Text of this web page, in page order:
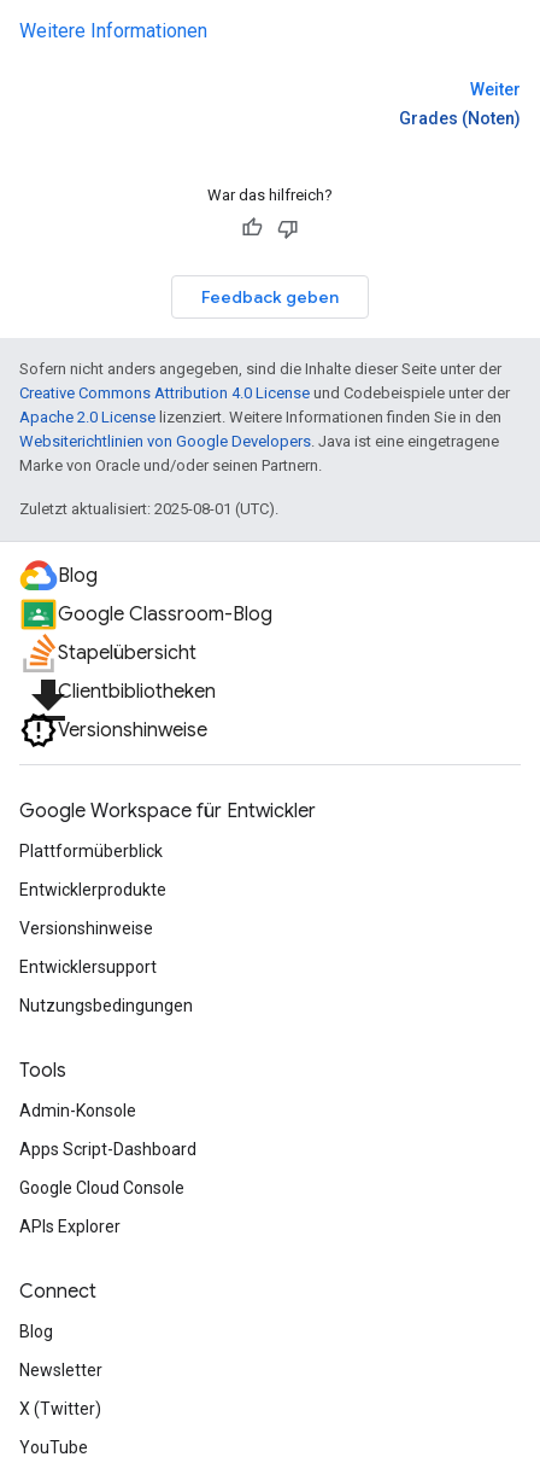
Weitere Informationen
Weiter
Grades (Noten)
War das hilfreich?
Feedback geben
Sofern nicht anders angegeben, sind die Inhalte dieser Seite unter der
Creative Commons Attribution 4.0 License und Codebeispiele unter der
Apache 2.0 License lizenziert. Weitere Informationen finden Sie in den
Websiterichtlinien von Google Developers. Java ist eine eingetragene
Marke von Oracle und/oder seinen Partnern.
Zuletzt aktualisiert: 2025-08-01 (UTC).
Blog
Google Classroom-Blog
Stapelübersicht
file_downloadClientbibliotheken
Versionshinweise
Google Workspace für Entwickler
Plattformüberblick
Entwicklerprodukte
Versionshinweise
Entwicklersupport
Nutzungsbedingungen
Tools
Admin-Konsole
Apps Script-Dashboard
Google Cloud Console
APIs Explorer
Connect
Blog
Newsletter
X (Twitter)
YouTube